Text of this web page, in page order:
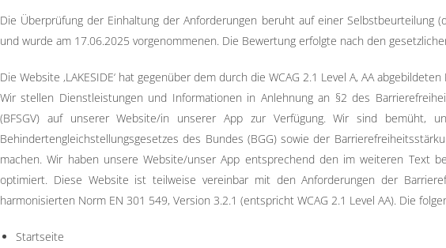
Die Überprüfung der Einhaltung der Anforderungen beruht auf einer
und wurde am 17.06.2025 vorgenommenen. Die Bewertung erfolgte nach den
Die Website ‚LAKESIDE‘ hat gegenüber dem durch die WCAG 2.1 Level A, AA
Wir stellen Dienstleistungen und Informationen in Anlehnung an §2 des
(BFSGV) auf unserer Website/in unserer App zur Verfügung. Wir sind bemüht,
Behindertengleichstellungsgesetzes des Bundes (BGG) sowie der
machen. Wir haben unsere Website/unser App entsprechend den im weiteren Text
optimiert. Diese Website ist teilweise vereinbar mit den Anforderungen der
harmonisierten Norm EN 301 549, Version 3.2.1 (entspricht WCAG 2.1 Level AA). Die
Startseite